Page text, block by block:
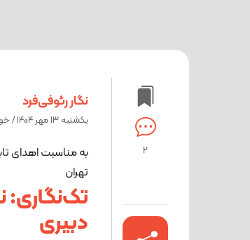
2
نگار رئوفی‌فرد
یکشنبه 13 مهر 1404 / خواندن: 10 دقیقه
به مناسبت اهدای
تهران
تک‌نگاری:
دبیری